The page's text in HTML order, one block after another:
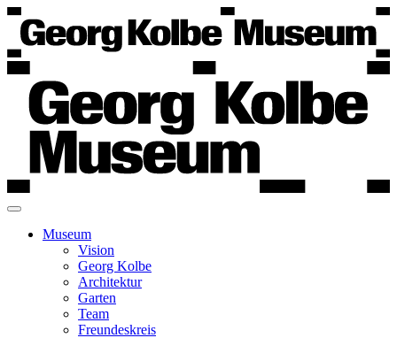
Museum
Vision
Georg Kolbe
Architektur
Garten
Team
Freundeskreis